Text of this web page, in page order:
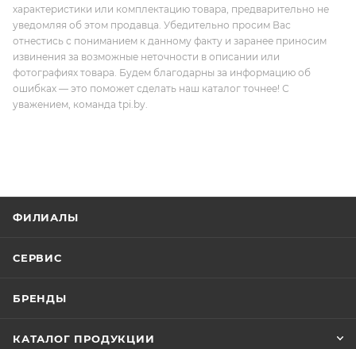
характеристики или комплектацию товара, предварительно не
уведомляя об этом продавца. Убедительно просим Вас
отнестись с пониманием к данному факту и заранее приносим
извинения за возможные неточности в описании или
фотографиях товара. Будем благодарны за информацию об
ошибках — это поможет сделать наш каталог точнее! С
уважением, команда tpi.by.
ФИЛИАЛЫ
СЕРВИС
БРЕНДЫ
КАТАЛОГ ПРОДУКЦИИ